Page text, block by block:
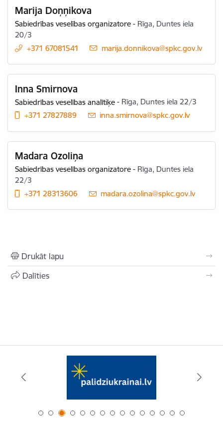
Marija Doņņikova
Sabiedrības veselības organizatore - Rīga, Duntes iela
20/3
+371 67081541
E-pasts:
marija.donnikova@spkc.gov.lv
Inna Smirnova
Sabiedrības veselības analītiķe - Rīga, Duntes iela 22/3
+371 27827889
E-pasts:
inna.smirnova@spkc.gov.lv
Madara Ozoliņa
Sabiedrības veselības organizatore - Rīga, Duntes iela
22/3
+371 28313606
E-pasts:
madara.ozolina@spkc.gov.lv
Drukāt lapu
Dalīties